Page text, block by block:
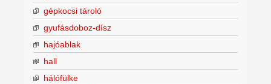
gépkocsi tároló
gyufásdoboz-dísz
hajóablak
hall
hálófülke